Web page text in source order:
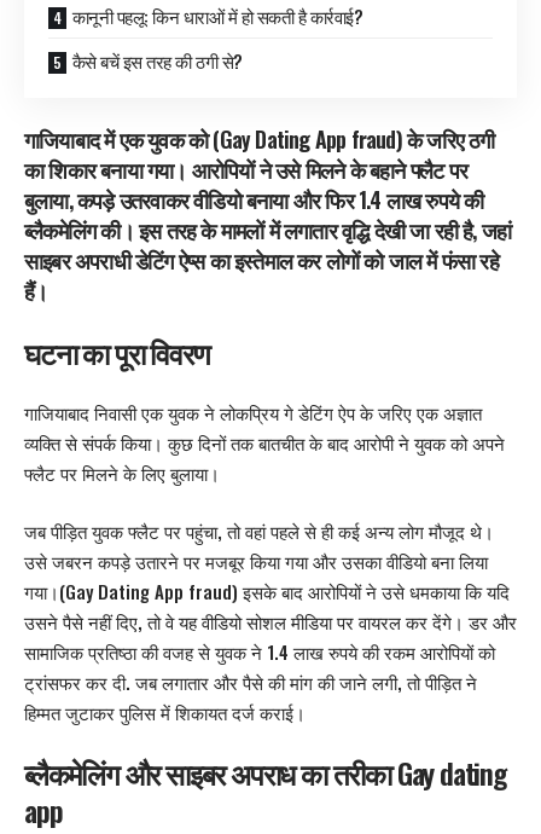
कानूनी पहलू: किन धाराओं में हो सकती है कार्रवाई?
कैसे बचें इस तरह की ठगी से?
गाजियाबाद में एक युवक को (Gay Dating App fraud) के जरिए ठगी
का शिकार बनाया गया। आरोपियों ने उसे मिलने के बहाने फ्लैट पर
बुलाया, कपड़े उतरवाकर वीडियो बनाया और फिर 1.4 लाख रुपये की
ब्लैकमेलिंग की। इस तरह के मामलों में लगातार वृद्धि देखी जा रही है, जहां
साइबर अपराधी डेटिंग ऐप्स का इस्तेमाल कर लोगों को जाल में फंसा रहे
हैं।
घटना का पूरा विवरण
गाजियाबाद निवासी एक युवक ने लोकप्रिय गे डेटिंग ऐप के जरिए एक अज्ञात
व्यक्ति से संपर्क किया। कुछ दिनों तक बातचीत के बाद आरोपी ने युवक को अपने
फ्लैट पर मिलने के लिए बुलाया।
जब पीड़ित युवक फ्लैट पर पहुंचा, तो वहां पहले से ही कई अन्य लोग मौजूद थे।
उसेजबरन कपड़े उतारने पर मजबूर कियागया और उसका वीडियो बना लिया
गया।(Gay Dating App fraud) इसके बाद आरोपियों ने उसे धमकाया कि यदि
उसने पैसे नहीं दिए, तो वे यह वीडियो सोशल मीडिया पर वायरल कर देंगे। डर और
सामाजिक प्रतिष्ठा की वजह से युवक ने 1.4 लाख रुपये की रकम आरोपियों को
ट्रांसफर कर दी. जब लगातार और पैसे की मांग की जाने लगी, तो पीड़ित ने
हिम्मत जुटाकर पुलिस में शिकायत दर्ज कराई।
ब्लैकमेलिंग और साइबर अपराध का तरीका Gay dating
app